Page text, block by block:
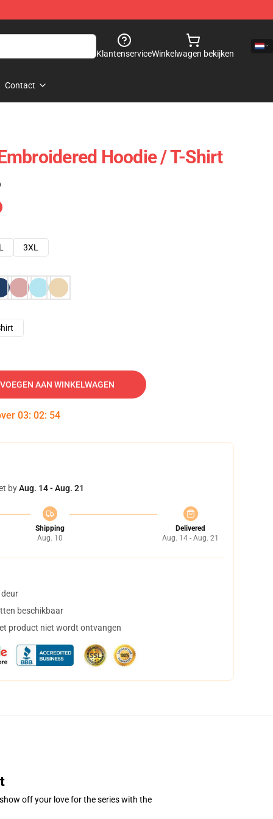
KlantenserviceWinkelwagen bekijken
Contact
Hoodie / T-Shirt
3XL
AAN WINKELWAGEN
03: 02: 53
byAug. 14 - Aug. 21
Shipping
Aug. 10
Delivered
Aug. 14 - Aug. 21
beschikbaar
product niet wordt ontvangen
off your love for the series with the